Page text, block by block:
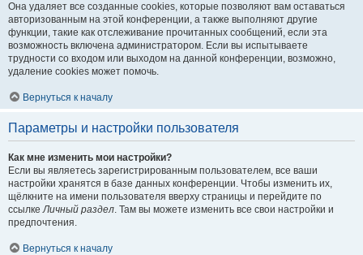
Она удаляет все созданные cookies, которые позволяют вам оставаться
авторизованным на этой конференции, а также выполняют другие
функции, такие как отслеживание прочитанных сообщений, если эта
возможность включена администратором. Если вы испытываете
трудности со входом или выходом на данной конференции, возможно,
удаление cookies может помочь.
Вернуться к началу
Параметры и настройки пользователя
Как мне изменить мои настройки?
Если вы являетесь зарегистрированным пользователем, все ваши
настройки хранятся в базе данных конференции. Чтобы изменить их,
щёлкните на имени пользователя вверху страницы и перейдите по
ссылкеЛичный раздел. Там вы можете изменить все свои настройки и
предпочтения.
Вернуться к началу